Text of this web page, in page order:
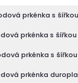
prkénka s
prkénka s šířkou
prkénka s
prkénka